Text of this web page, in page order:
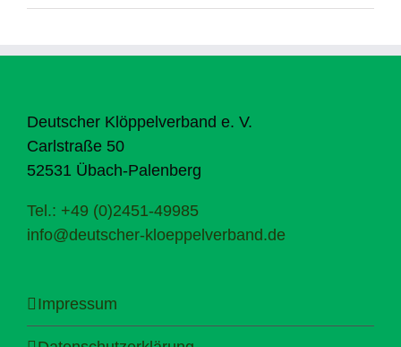
Deutscher Klöppelverband e. V.
Carlstraße 50
52531 Übach-Palenberg
Tel.: +49 (0)2451-49985
info@deutscher-kloeppelverband.de
Impressum